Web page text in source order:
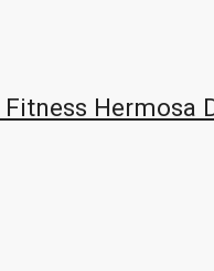
Fitness Hermosa